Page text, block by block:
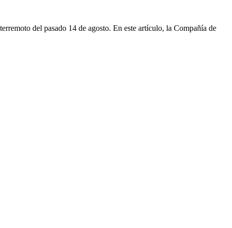
del pasado 14 de agosto. En este artículo, la Compañía de